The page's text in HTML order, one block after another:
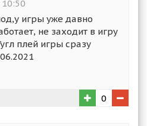
игры уже давно
не заходит в игру
плей игры сразу
0